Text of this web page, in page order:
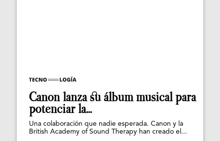
Canon lanza su álbum musical para
potenciar la...
Una colaboración que nadie esperada. Canon y la
British Academy of Sound Therapy han creado el...